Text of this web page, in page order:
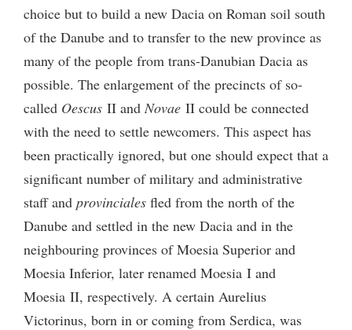
choice but to build a new Dacia on Roman soil south
of the Danube and to transfer to the new province as
many of the people from trans-Danubian Dacia as
possible. The enlargement of the precincts of so-
called Oescus II and Novae II could be connected
with the need to settle newcomers. This aspect has
been practically ignored, but one should expect that a
significant number of military and administrative
staff and provinciales fled from the north of the
Danube and settled in the new Dacia and in the
neighbouring provinces of Moesia Superior and
Moesia Inferior, later renamed Moesia I and
Moesia II, respectively. A certain Aurelius
Victorinus, born in or coming from Serdica, was